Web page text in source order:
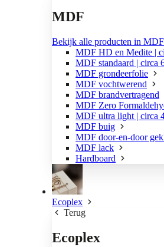
MDF
Bekijk alle producten in MDF
MDF HD en Medite |
MDF standaard | circa
MDF grondeerfolie
MDF vochtwerend
MDF brandvertragend
MDF Zero
MDF ultra light | circa
MDF buig
MDF door-en-door
MDF lack
Hardboard
Ecoplex
Terug
Ecoplex